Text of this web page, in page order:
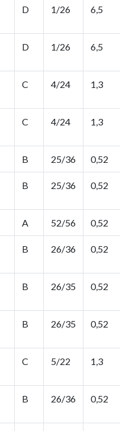
D 1/26 6,5
D 1/26 6,5
C 4/24 1,3
C 4/24 1,3
B 25/36 0,52
B 25/36 0,52
A 52/56 0,52
B 26/36 0,52
B 26/35 0,52
B 26/35 0,52
C 5/22 1,3
B 26/36 0,52